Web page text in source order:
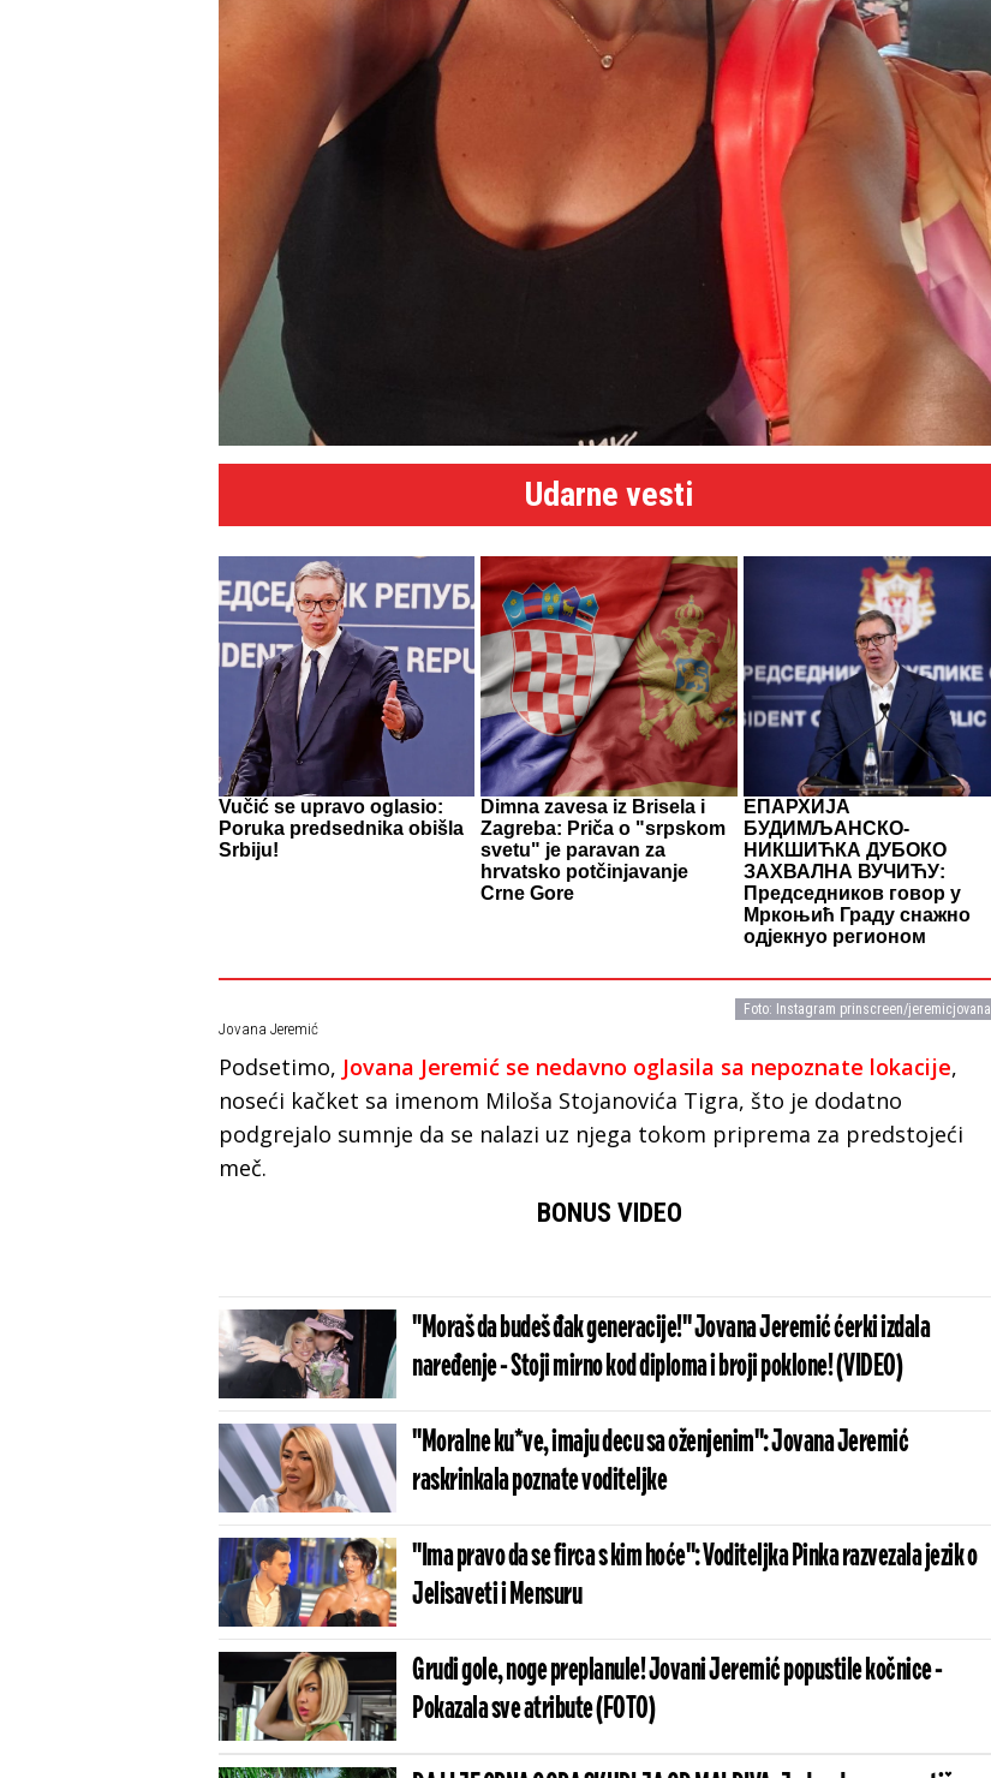
Udarne vesti
Vučić se upravo oglasio:
Poruka predsednika obišla
Srbiju!
Dimna zavesa iz Brisela i
Zagreba: Priča o "srpskom
svetu" je paravan za
hrvatsko potčinjavanje
Crne Gore
ЕПАРХИЈА
БУДИМЉАНСКО-
НИКШИЋКА ДУБОКО
ЗАХВАЛНА ВУЧИЋУ:
Председников говор у
Мркоњић Граду снажно
одјекнуо регионом
Foto: Instagram prinscreen/jeremicjovana
Jovana Jeremić
Podsetimo, Jovana Jeremić se nedavno oglasila sa nepoznate lokacije,
noseći kačket sa imenom Miloša Stojanovića Tigra, što je dodatno
podgrejalo sumnje da se nalazi uz njega tokom priprema za predstojeći
meč.
BONUS VIDEO
"Moraš da budeš đak generacije!" Jovana Jeremić ćerki izdala
naređenje - Stoji mirno kod diploma i broji poklone! (VIDEO)
"Moralne ku*ve, imaju decu sa oženjenim": Jovana Jeremić
raskrinkala poznate voditeljke
"Ima pravo da se firca s kim hoće": Voditeljka Pinka razvezala jezik o
Jelisaveti i Mensuru
Grudi gole, noge preplanule! Jovani Jeremić popustile kočnice -
Pokazala sve atribute (FOTO)